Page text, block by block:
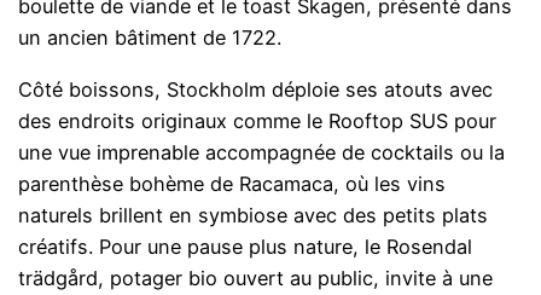
boulette de viande et le toast Skagen, présenté dans
un ancien bâtiment de 1722.
Côté boissons, Stockholm déploie ses atouts avec
des endroits originaux comme le Rooftop SUS pour
une vue imprenable accompagnée de cocktails ou la
parenthèse bohème de Racamaca, où les vins
naturels brillent en symbiose avec des petits plats
créatifs. Pour une pause plus nature, le Rosendal
trädgård, potager bio ouvert au public, invite à une